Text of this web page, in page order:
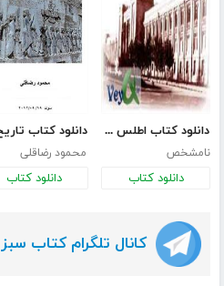
دانلود کتاب اطلس تاریخ ایران
نامشخص
دانلود کتاب
محمود رضاقلی
دانلود کتاب
کانال تلگرام کتاب سبز